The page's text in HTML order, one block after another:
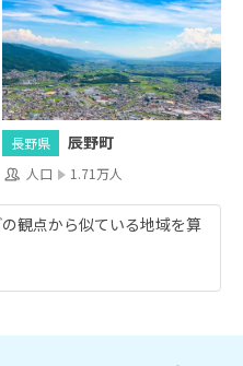
長野県 辰野町
人口 1.71万人
観点から似ている地域を算